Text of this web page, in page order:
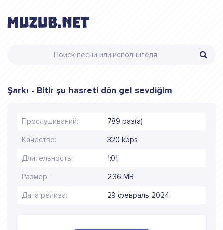
Şarkı - Bitir şu hasreti dön gel sevdiğim
Прослушиваний: 789 раз(а)
Качество: 320 kbps
Длительность: 1:01
Размер: 2.36 MB
Дата релиза: 29 февраль 2024